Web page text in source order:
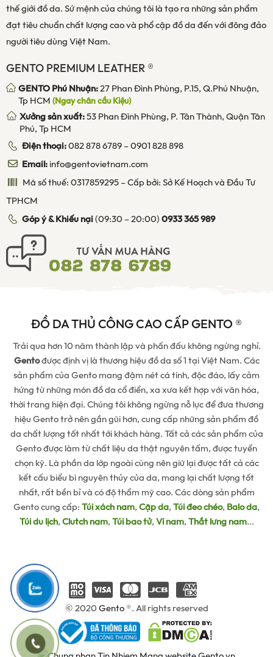
thế giới đồ da. Sứ mệnh của chúng tôi là tạo ra những sản phẩm
đạt tiêu chuẩn chất lượng cao và phổ cập đồ da đến với đông đảo
người tiêu dùng Việt Nam.
GENTO PREMIUM LEATHER ®
GENTO Phú Nhuận:27 Phan Đình Phùng, P.15, Q.Phú Nhuận,
Tp HCM (Ngay chân cầu Kiệu)
Xưởng sản xuất:53 Phan Đình Phùng, P. Tân Thành, Quận Tân
Phú, Tp HCM
Điện thoại:082 878 6789–0901 828 898
Email:info@gentovietnam.com
Mã số thuế: 0317859295 – Cấp bởi: Sở Kế Hoạch và Đầu Tư
TPHCM
Góp ý & Khiếu nại(09:30 – 20:00)0933 365 989
ĐỒ DA THỦ CÔNG CAO CẤP GENTO ®
Trải qua hơn 10 năm thành lập và phấn đấu không ngừng nghỉ.
Gentođược định vị là thương hiệu đồ da số 1 tại Việt Nam. Các
sản phẩm của Gento mang đậm nét cá tính, độc đáo, lấy cảm
hứng từ những món đồ da cổ điển, xa xưa kết hợp với văn hóa,
thời trang hiện đại. Chúng tôi không ngừng nỗ lực để đưa thương
hiệu Gento trở nên gần gũi hơn, cung cấp những sản phẩm đồ
da chất lượng tốt nhất tới khách hàng. Tất cả các sản phẩm của
Gento được làm từ chất liệu da thật nguyên tấm, được tuyển
chọn kỹ. Là phần da lớp ngoài cùng nên giữ lại được tất cả các
kết cấu biểu bì nguyên thủy của da, mang lại chất lượng tốt
nhất, rất bền bỉ và có độ thẩm mỹ cao. Các dòng sản phẩm
Gento cung cấp:Túi xách nam,Cặp da,Túi đeo chéo, Balo da,
Túi du lịch,Clutch nam,Túi bao tử,Ví nam,Thắt lưng nam...
© 2020Gento®. All rights reserved